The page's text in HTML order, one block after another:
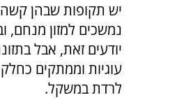
יש תקופות שבהן
נמשכים למזון מנחם,
יודעים זאת, אבל
עוגיות וממתקים
לרדת במשקל.